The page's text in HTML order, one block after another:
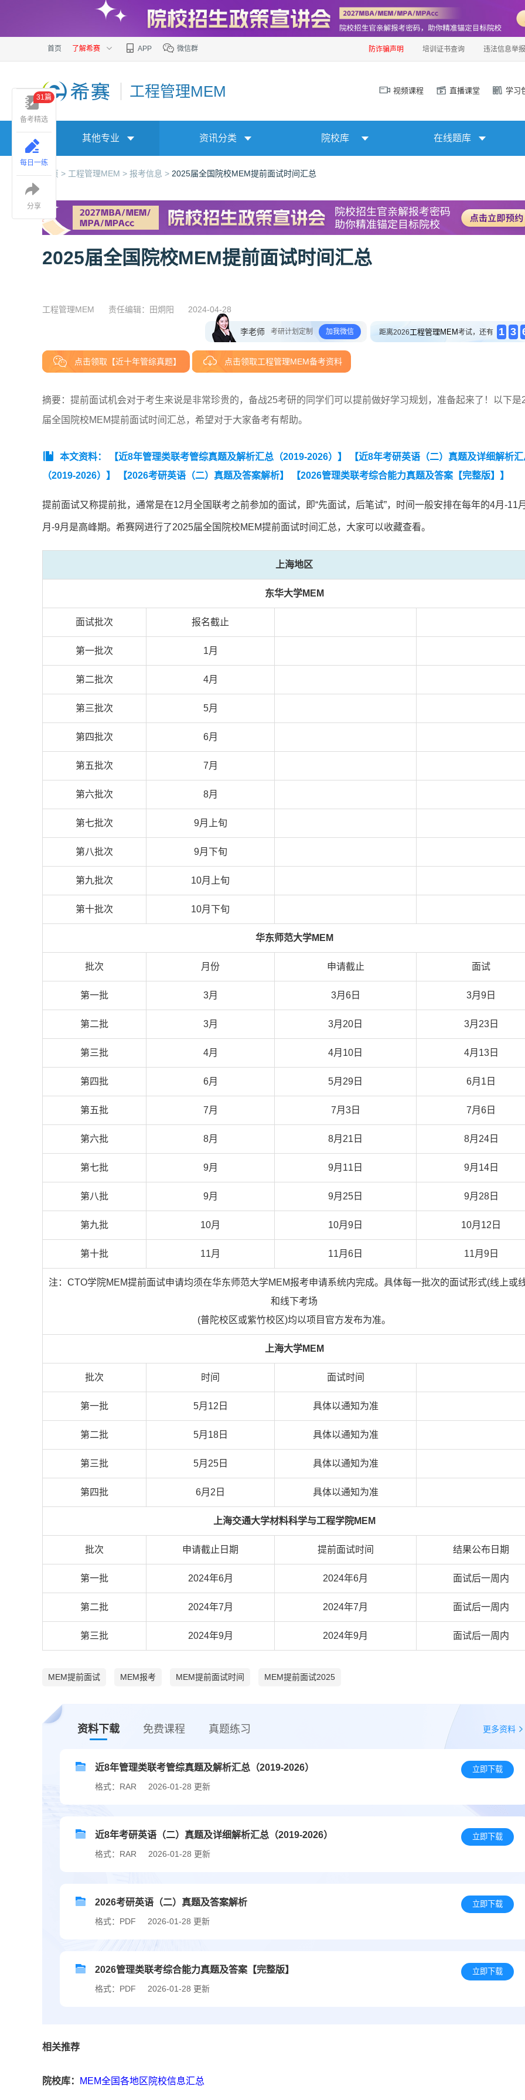
首页 了解希赛 APP 微信群 防诈骗声明 培训证书查询 违法信息举报
工程管理MEM 视频课程 直播课堂 学习
其他专业 资讯分类 院校库 在线题库
首页 > 工程管理MEM > 报考信息 > 2025届全国院校MEM提前面试时间汇总
2025届全国院校MEM提前面试时间汇总
工程管理MEM 责任编辑：田炯阳 2024-04-28
李老师 考研计划定制 加我微信 距离2026工程管理MEM考试，还有 1 3
点击领取【近十年管综真题】 点击领取工程管理MEM备考资料
摘要：提前面试机会对于考生来说是非常珍贵的，备战25考研的同学们可以提前做好学习规划，准备起来了！以下是
届全国院校MEM提前面试时间汇总，希望对于大家备考有帮助。
本文资料： 【近8年管理类联考管综真题及解析汇总（2019-2026）】
【近8年考研英语（二）真题及详细解析
（2019-2026）】
【2026考研英语（二）真题及答案解析】 【2026管理类联考综合能力真题及答案【完整版】】
提前面试又称提前批，通常是在12月全国联考之前参加的面试，即“先面试，后笔试”，时间一般安排在每年的4月-11
月-9月是高峰期。希赛网进行了2025届全国院校MEM提前面试时间汇总，大家可以收藏查看。
上海地区
东华大学MEM
面试批次 报名截止
第一批次 1月
第二批次 4月
第三批次 5月
第四批次 6月
第五批次 7月
第六批次 8月
第七批次 9月上旬
第八批次 9月下旬
第九批次 10月上旬
第十批次 10月下旬
华东师范大学MEM
批次 月份 申请截止 面试
第一批 3月 3月6日 3月9日
第二批 3月 3月20日 3月23日
第三批 4月 4月10日 4月13日
第四批 6月 5月29日 6月1日
第五批 7月 7月3日 7月6日
第六批 8月 8月21日 8月24日
第七批 9月 9月11日 9月14日
第八批 9月 9月25日 9月28日
第九批 10月 10月9日 10月12日
第十批 11月 11月6日 11月9日
注： CTO学院MEM提前面试申请均须在华东师范大学MEM报考申请系统内完成。具体每一批次的面试形式(线上或
和线下考场
(普陀校区或紫竹校区)均以项目官方发布为准。
上海大学MEM
批次 时间 面试时间
第一批 5月12日 具体以通知为准
第二批 5月18日 具体以通知为准
第三批 5月25日 具体以通知为准
第四批 6月2日 具体以通知为准
上海交通大学材料科学与工程学院MEM
批次 申请截止日期 提前面试时间 结果公布日期
第一批 2024年6月 2024年6月 面试后一周内
第二批 2024年7月 2024年7月 面试后一周内
第三批 2024年9月 2024年9月 面试后一周内
MEM提前面试 MEM报考 MEM提前面试时间 MEM提前面试2025
资料下载 免费课程 真题练习 更多资料
近8年管理类联考管综真题及解析汇总（2019-2026）
格式：RAR 2026-01-28 更新
立即下载
近8年考研英语（二）真题及详细解析汇总（2019-2026）
格式：RAR 2026-01-28 更新
立即下载
2026考研英语（二）真题及答案解析
格式：PDF 2026-01-28 更新
立即下载
2026管理类联考综合能力真题及答案【完整版】
格式：PDF 2026-01-28 更新
立即下载
相关推荐
院校库： MEM全国各地区院校信息汇总
备考精选
31篇
每日一练
分享